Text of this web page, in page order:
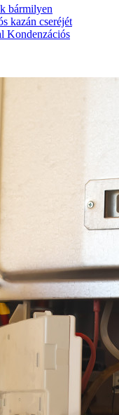
bármilyen
kazán cseréjét
Kondenzációs